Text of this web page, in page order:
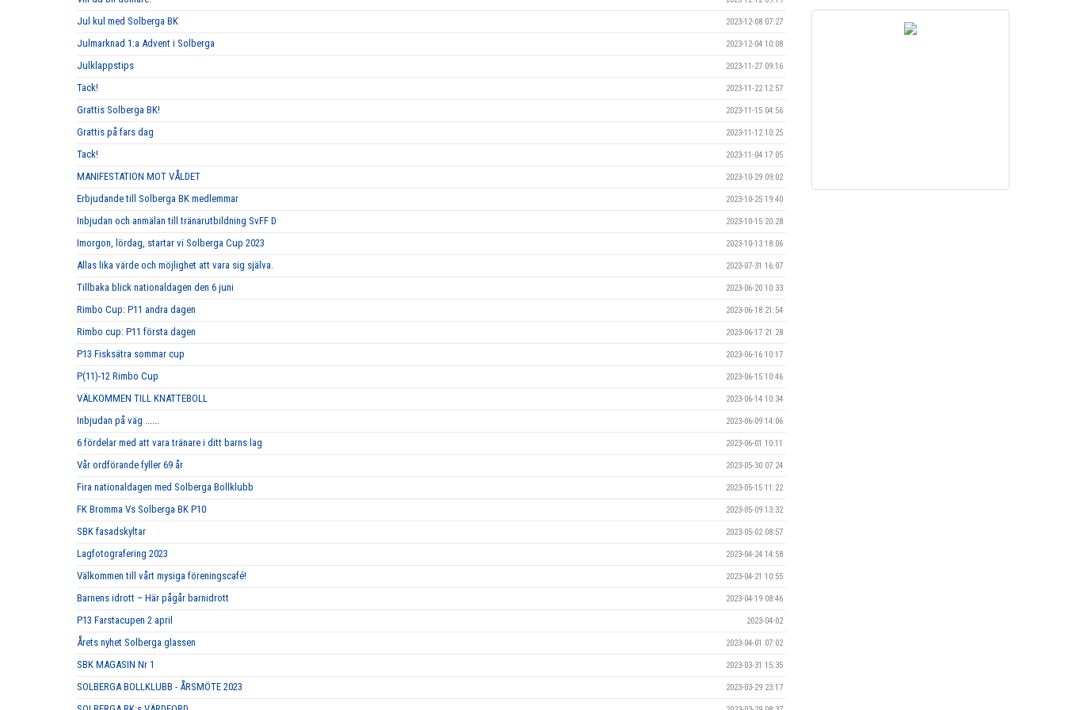
Jul kul med Solberga BK 2023-12-08 07:27
Julmarknad 1:a Advent i Solberga 2023-12-04 10:08
Julklappstips 2023-11-27 09:16
Tack! 2023-11-22 12:57
Grattis Solberga BK! 2023-11-15 04:56
Grattis på fars dag 2023-11-12 10:25
Tack! 2023-11-04 17:05
MANIFESTATION MOT VÅLDET 2023-10-29 09:02
Erbjudande till Solberga BK medlemmar 2023-10-25 19:40
Inbjudan och anmälan till tränarutbildning SvFF D 2023-10-15 20:28
Imorgon, lördag, startar vi Solberga Cup 2023 2023-10-13 18:06
Allas lika värde och möjlighet att vara sig själva. 2023-07-31 16:07
Tillbaka blick nationaldagen den 6 juni 2023-06-20 10:33
Rimbo Cup: P11 andra dagen 2023-06-18 21:54
Rimbo cup: P11 första dagen 2023-06-17 21:28
P13 Fisksätra sommar cup 2023-06-16 10:17
P(11)-12 Rimbo Cup 2023-06-15 10:46
VÄLKOMMEN TILL KNATTEBOLL 2023-06-14 10:34
Inbjudan på väg ...... 2023-06-09 14:06
6 fördelar med att vara tränare i ditt barns lag 2023-06-01 10:11
Vår ordförande fyller 69 år 2023-05-30 07:24
Fira nationaldagen med Solberga Bollklubb 2023-05-15 11:22
FK Bromma Vs Solberga BK P10 2023-05-09 13:32
SBK fasadskyltar 2023-05-02 08:57
Lagfotografering 2023 2023-04-24 14:58
Välkommen till vårt mysiga föreningscafé! 2023-04-21 10:55
Barnens idrott – Här pågår barnidrott 2023-04-19 08:46
P13 Farstacupen 2 april 2023-04-02
Årets nyhet Solberga glassen 2023-04-01 07:02
SBK MAGASIN Nr 1 2023-03-31 15:35
SOLBERGA BOLLKLUBB - ÅRSMÖTE 2023 2023-03-29 23:17